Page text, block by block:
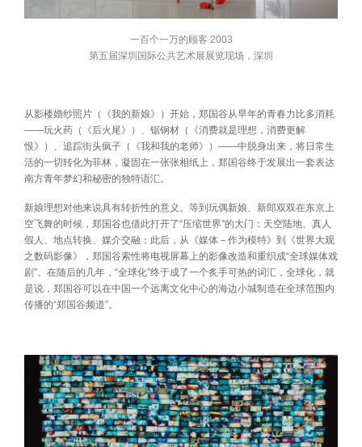
一百个一万的顾客 2003
第五届深圳国际公共艺术展展览现场，深圳
从影楼婚纱照片（《我的新娘》）开始，郑国谷从早年的青春力比多消耗
——玩火药（《后火尾》）、锯钢材（《消费就是理想，消费更解
恨》）、追踪街头疯子（《我和我的老师》）——中脱身出来，将日常生
活的一切转化为菲林，凝固在一张张相纸上，郑国谷终于发展出一套表达
南方青年梦幻和秘密的独特语汇。
新娘理想对他来说具有转折性的意义。等到玩偶新娘、新郎双双在东京上
空飞舞的时候，郑国谷也借此打开了“压缩世界”的大门：天空陆地、真人
假人、地点转换、媒介交融；此后，从《媒体－作为模特》到《世界大观
之数码影像》，郑国谷索性将电视屏幕上的影像改造和重织成“全球媒体戏
剧”。在随后的几年，“全球化”终于成了一个炙手可热的词汇，全球化，就
是说，郑国谷可以在中国一个远离文化中心的海边小城制造在全球范围内
传播的“郑国谷频道”。